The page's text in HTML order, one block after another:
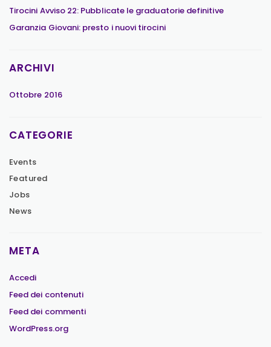
Tirocini Avviso 22: Pubblicate le graduatorie definitive
Garanzia Giovani: presto i nuovi tirocini
ARCHIVI
Ottobre 2016
CATEGORIE
Events
Featured
Jobs
News
META
Accedi
Feed dei contenuti
Feed dei commenti
WordPress.org